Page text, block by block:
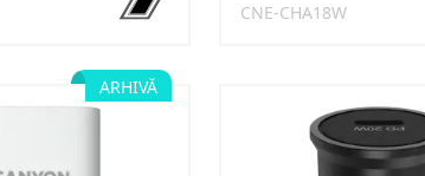
CNE-CHA18W
ARHIVĂ